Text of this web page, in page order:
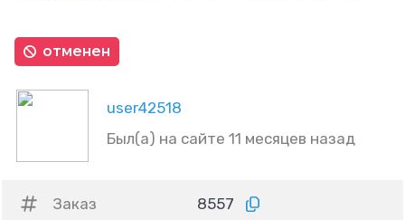
user42518
Был(а) на сайте 11 месяцев назад
отменен
Заказ 8557